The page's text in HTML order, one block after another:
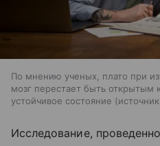
По мнению ученых, плато при
мозг перестает быть открытым
устойчивое состояние
Исследование,